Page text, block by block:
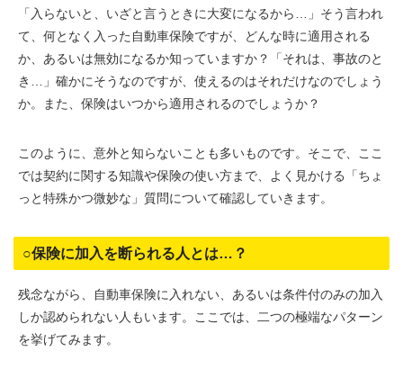
「入らないと、いざと言うときに大変になるから…」そう言われ
て、何となく入った自動車保険ですが、どんな時に適用される
か、あるいは無効になるか知っていますか？「それは、事故のと
き…」確かにそうなのですが、使えるのはそれだけなのでしょう
か。また、保険はいつから適用されるのでしょうか？
このように、意外と知らないことも多いものです。そこで、ここ
では契約に関する知識や保険の使い方まで、よく見かける「ちょ
っと特殊かつ微妙な」質問について確認していきます。
○保険に加入を断られる人とは…？
残念ながら、自動車保険に入れない、あるいは条件付のみの加入
しか認められない人もいます。ここでは、二つの極端なパターン
を挙げてみます。